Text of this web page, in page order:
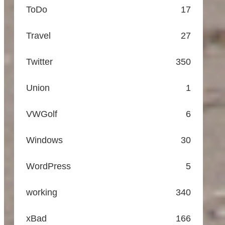
ToDo 17
Travel 27
Twitter 350
Union 1
VWGolf 6
Windows 30
WordPress 5
working 340
xBad 166